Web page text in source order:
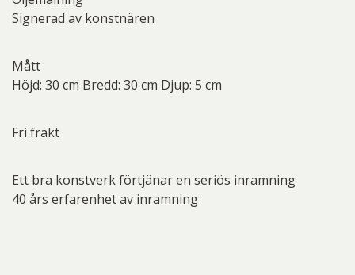
Signerad av konstnären
Mått
Höjd: 30 cm Bredd: 30 cm Djup: 5 cm
Fri frakt
Ett bra konstverk förtjänar en seriös inramning
40 års erfarenhet av inramning